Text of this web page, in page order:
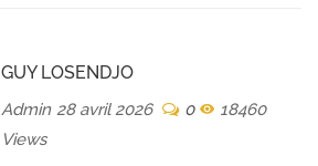
GUY LOSENDJO
Admin 28 avril 2026 0
18460
Views